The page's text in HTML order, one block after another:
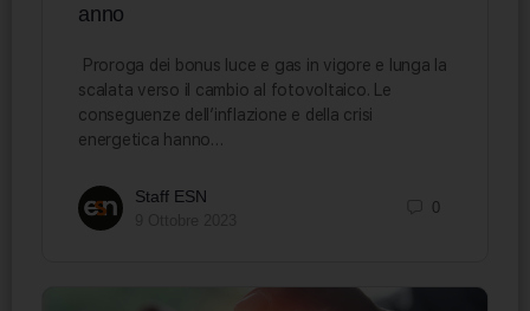
anno
Proroga dei bonus luce e gas in vigore e lunga la
scalata verso il cambio al fotovoltaico. Le
conseguenze dell’inflazione e della crisi
energetica hanno…
Staff ESN
0